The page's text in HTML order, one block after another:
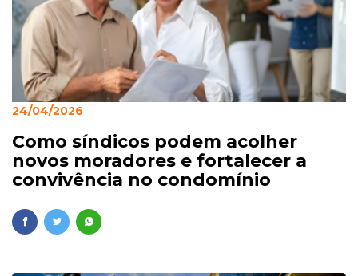
24/04/2026
Como síndicos podem acolher
novos moradores e fortalecer a
convivência no condomínio